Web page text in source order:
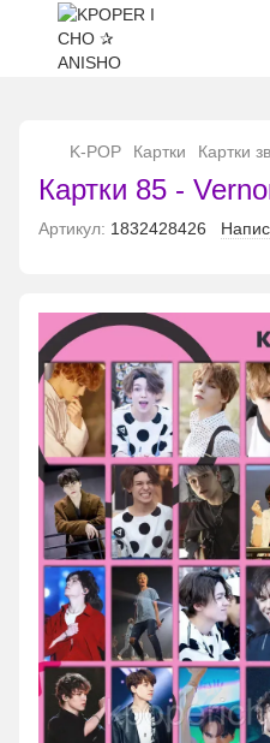
K-POP Картки Картки
Картки 85 -
Артикул: 1832428426